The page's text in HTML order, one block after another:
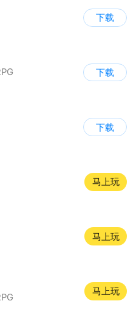
下载
下载
下载
马上玩
马上玩
马上玩